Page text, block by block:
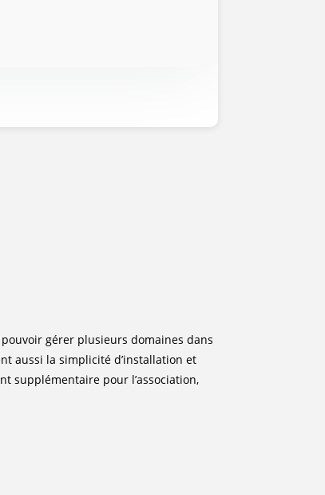
gérer plusieurs domaines dans
aussi la simplicité d’installation et
supplémentaire pour l’association,